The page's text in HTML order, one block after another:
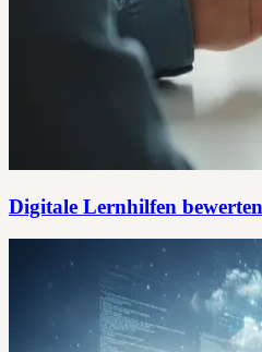
Digitale Lernhilfen